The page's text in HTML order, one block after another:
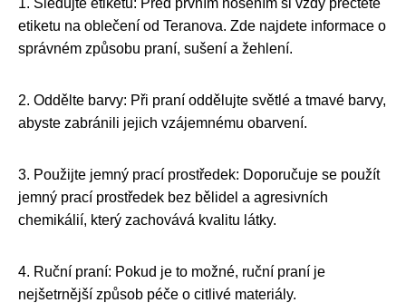
etiketu na oblečení od Teranova. Zde najdete informace o
správném způsobu praní, sušení a žehlení.
2. Oddělte barvy: Při praní oddělujte světlé a tmavé barvy,
abyste zabránili jejich vzájemnému obarvení.
3. Použijte jemný prací prostředek: Doporučuje se použít
jemný prací prostředek bez bělidel a agresivních
chemikálií, který zachovává kvalitu látky.
4. Ruční praní: Pokud je to možné, ruční praní je
nejšetrnější způsob péče o citlivé materiály.